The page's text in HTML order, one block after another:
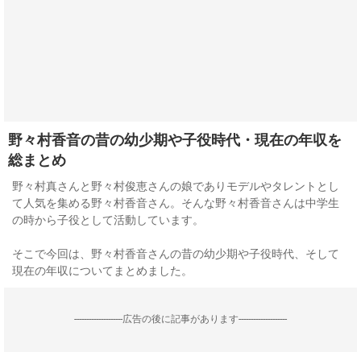
野々村香音の昔の幼少期や子役時代・現在の年収を
総まとめ
野々村真さんと野々村俊恵さんの娘でありモデルやタレントとし
て人気を集める野々村香音さん。そんな野々村香音さんは中学生
の時から子役として活動しています。
そこで今回は、野々村香音さんの昔の幼少期や子役時代、そして
現在の年収についてまとめました。
--------------------広告の後に記事があります--------------------